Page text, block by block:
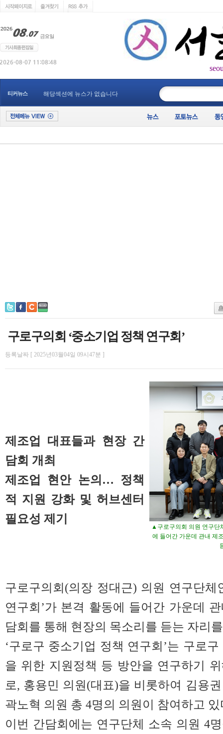
티커뉴스 해당섹션에 뉴스가 없습니다
구로구의회 ‘중소기업 정책 연구회’
등록날짜 [ 2025년03월04일 09시47분 ]
▲구로구의회 의원 연구단
에 들어간 가운데 관내 제
제조업 대표들과 현장 간
담회 개최
제조업 현안 논의… 정책
적 지원 강화 및 허브센터
필요성 제기
구로구의회(의장 정대근) 의원 연구단체
연구회’가 본격 활동에 들어간 가운데
담회를 통해 현장의 목소리를 듣는 자리
‘구로구 중소기업 정책 연구회’는 구로
을 위한 지원정책 등 방안을 연구하기
로, 홍용민 의원(대표)을 비롯하여 김용
곽노혁 의원 총 4명의 의원이 참여하고 있
이번 간담회에는 연구단체 소속 의원 4